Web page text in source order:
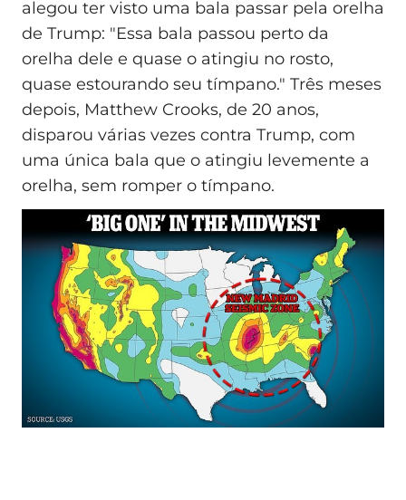
alegou ter visto uma bala passar pela orelha
de Trump: "Essa bala passou perto da
orelha dele e quase o atingiu no rosto,
quase estourando seu tímpano." Três meses
depois, Matthew Crooks, de 20 anos,
disparou várias vezes contra Trump, com
uma única bala que o atingiu levemente a
orelha, sem romper o tímpano.